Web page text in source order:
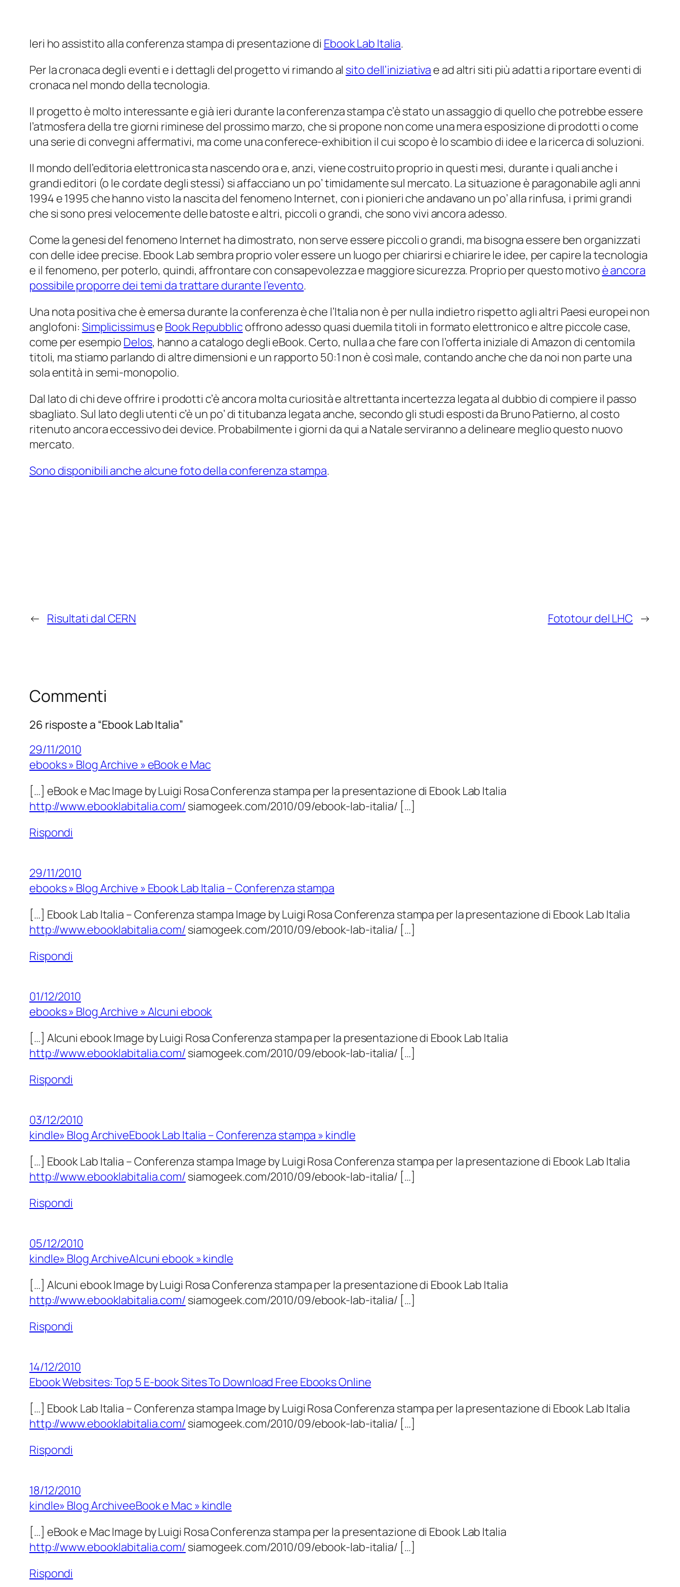
Ieri ho assistito alla conferenza stampa di presentazione di Ebook Lab Italia.
Per la cronaca degli eventi e i dettagli del progetto vi rimando al sito dell’iniziativa e ad altri siti più adatti a riportare eventi di
cronaca nel mondo della tecnologia.
Il progetto è molto interessante e già ieri durante la conferenza stampa c’è stato un assaggio di quello che potrebbe essere
l’atmosfera della tre giorni riminese del prossimo marzo, che si propone non come una mera esposizione di prodotti o come
una serie di convegni affermativi, ma come unaconferece-exhibition il cui scopo è lo scambio di idee e la ricerca di soluzioni.
Il mondo dell’editoria elettronica sta nascendo ora e, anzi, viene costruito proprio in questi mesi, durante i quali anche i
grandi editori (o le cordate degli stessi) si affacciano un po’ timidamente sul mercato. La situazione è paragonabile agli anni
1994 e 1995 che hanno visto la nascita del fenomeno Internet, con i pionieri che andavano un po’ alla rinfusa, i primi grandi
che si sono presi velocemente delle batoste e altri, piccoli o grandi, che sono vivi ancora adesso.
Come la genesi del fenomeno Internet ha dimostrato, non serve essere piccoli o grandi, ma bisogna essere ben organizzati
con delle idee precise. Ebook Lab sembra proprio voler essere un luogo per chiarirsi e chiarire le idee, per capire la tecnologia
e il fenomeno, per poterlo, quindi, affrontare con consapevolezza e maggiore sicurezza. Proprio per questo motivo è ancora
possibile proporre dei temi da trattare durante l’evento.
Una nota positiva che è emersa durante la conferenza è che l’Italia non è per nulla indietro rispetto agli altri Paesi europei non
anglofoni: Simplicissimuse Book Repubblic offrono adesso quasi duemila titoli in formato elettronico e altre piccole case,
come per esempio Delos, hanno a catalogo degli eBook. Certo, nulla a che fare con l’offerta iniziale di Amazon di centomila
titoli, ma stiamo parlando di altre dimensioni e un rapporto 50:1 non è così male, contando anche che da noi non parte una
sola entità in semi-monopolio.
Dal lato di chi deve offrire i prodotti c’è ancora molta curiosità e altrettanta incertezza legata al dubbio di compiere il passo
sbagliato. Sul lato degli utenti c’è un po’ di titubanza legata anche, secondo gli studi esposti da Bruno Patierno, al costo
ritenuto ancora eccessivo dei device. Probabilmente i giorni da qui a Natale serviranno a delineare meglio questo nuovo
mercato.
Sono disponibili anche alcune foto della conferenza stampa.
← Risultati dal CERN Fototour del LHC →
Commenti
26 risposte a “Ebook Lab Italia”
29/11/2010
ebooks » Blog Archive » eBook e Mac
[…] eBook e Mac Image by Luigi Rosa Conferenza stampa per la presentazione di Ebook Lab Italia
http://www.ebooklabitalia.com/ siamogeek.com/2010/09/ebook-lab-italia/ […]
Rispondi
29/11/2010
ebooks » Blog Archive » Ebook Lab Italia – Conferenza stampa
[…] Ebook Lab Italia – Conferenza stampa Image by Luigi Rosa Conferenza stampa per la presentazione di Ebook Lab Italia
http://www.ebooklabitalia.com/ siamogeek.com/2010/09/ebook-lab-italia/ […]
Rispondi
01/12/2010
ebooks » Blog Archive » Alcuni ebook
[…] Alcuni ebook Image by Luigi Rosa Conferenza stampa per la presentazione di Ebook Lab Italia
http://www.ebooklabitalia.com/ siamogeek.com/2010/09/ebook-lab-italia/ […]
Rispondi
03/12/2010
kindle» Blog ArchiveEbook Lab Italia – Conferenza stampa » kindle
[…] Ebook Lab Italia – Conferenza stampa Image by Luigi Rosa Conferenza stampa per la presentazione di Ebook Lab Italia
http://www.ebooklabitalia.com/ siamogeek.com/2010/09/ebook-lab-italia/ […]
Rispondi
05/12/2010
kindle» Blog ArchiveAlcuni ebook » kindle
[…] Alcuni ebook Image by Luigi Rosa Conferenza stampa per la presentazione di Ebook Lab Italia
http://www.ebooklabitalia.com/ siamogeek.com/2010/09/ebook-lab-italia/ […]
Rispondi
14/12/2010
Ebook Websites: Top 5 E-book Sites To Download Free Ebooks Online
[…] Ebook Lab Italia – Conferenza stampa Image by Luigi Rosa Conferenza stampa per la presentazione di Ebook Lab Italia
http://www.ebooklabitalia.com/ siamogeek.com/2010/09/ebook-lab-italia/ […]
Rispondi
18/12/2010
kindle» Blog ArchiveeBook e Mac » kindle
[…] eBook e Mac Image by Luigi Rosa Conferenza stampa per la presentazione di Ebook Lab Italia
http://www.ebooklabitalia.com/ siamogeek.com/2010/09/ebook-lab-italia/ […]
Rispondi